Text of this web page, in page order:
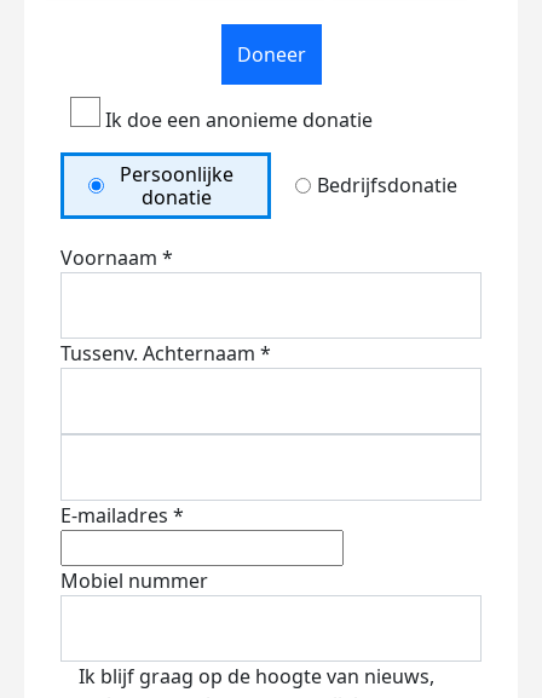
Doneer
Ik doe een anonieme donatie
Persoonlijke
donatie
Bedrijfsdonatie
Voornaam *
Tussenv. Achternaam *
E-mailadres *
Mobiel nummer
Ik blijf graag op de hoogte van nieuws,